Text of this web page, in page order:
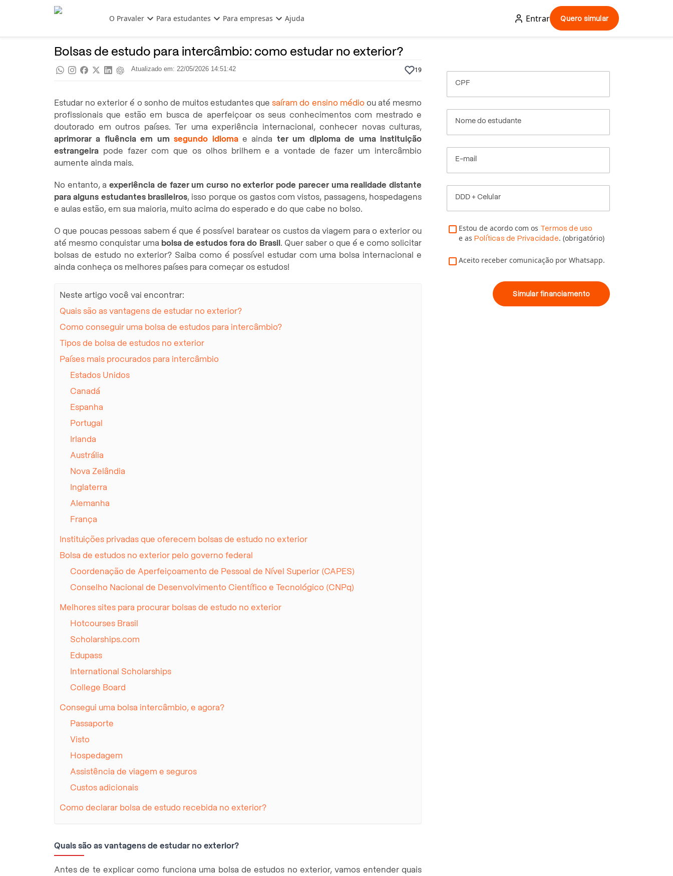
Pular para o conteúdo principal
O Pravaler Para estudantes Para empresas Ajuda Entrar Quero simular
Bolsas de estudo para intercâmbio: como estudar no exterior?
Atualizado em: 22/05/2026 14:51:42 19
CPF
Nome do estudante
E-mail
DDD + Celular
Estou de acordo com os Termos de uso
e as Políticas de Privacidade. (obrigatório)
Aceito receber comunicação por Whatsapp.
Simular financiamento
Estudar no exterior é o sonho de muitos estudantes que saíram do ensino médio ou até mesmo
profissionais que estão em busca de aperfeiçoar os seus conhecimentos com mestrado e
doutorado em outros países. Ter uma experiência internacional, conhecer novas culturas,
aprimorar a fluência em umsegundo idiomae ainda ter um diploma de uma instituição
estrangeira pode fazer com que os olhos brilhem e a vontade de fazer um intercâmbio
aumente ainda mais.
No entanto, aexperiência de fazer um curso no exterior pode parecer uma realidade distante
para alguns estudantes brasileiros, isso porque os gastos com vistos, passagens, hospedagens
e aulas estão, em sua maioria, muito acima do esperado e do que cabe no bolso.
O que poucas pessoas sabem é que é possível baratear os custos da viagem para o exterior ou
até mesmo conquistar uma bolsa de estudos fora do Brasil. Quer saber o que é e como solicitar
bolsas de estudo no exterior? Saiba como é possível estudar com uma bolsa internacional e
ainda conheça os melhores países para começar os estudos!
Neste artigo você vai encontrar:
Quais são as vantagens de estudar no exterior?
Como conseguir uma bolsa de estudos para intercâmbio?
Tipos de bolsa de estudos no exterior
Países mais procurados para intercâmbio
Estados Unidos
Canadá
Espanha
Portugal
Irlanda
Austrália
Nova Zelândia
Inglaterra
Alemanha
França
Instituições privadas que oferecem bolsas de estudo no exterior
Bolsa de estudos no exterior pelo governo federal
Coordenação de Aperfeiçoamento de Pessoal de Nível Superior (CAPES)
Conselho Nacional de Desenvolvimento Científico e Tecnológico (CNPq)
Melhores sites para procurar bolsas de estudo no exterior
Hotcourses Brasil
Scholarships.com
Edupass
International Scholarships
College Board
Consegui uma bolsa intercâmbio, e agora?
Passaporte
Visto
Hospedagem
Assistência de viagem e seguros
Custos adicionais
Como declarar bolsa de estudo recebida no exterior?
Quais são as vantagens de estudar no exterior?
Antes de te explicar como funciona uma bolsa de estudos no exterior, vamos entender quais